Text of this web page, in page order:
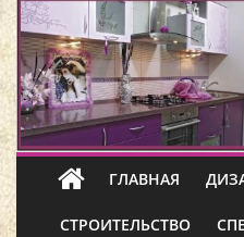
ГЛАВНАЯ
СТРОИТЕЛЬСТВО